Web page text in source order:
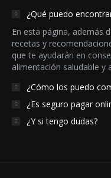
¿Qué puedo
En esta página, además
recetas y
que te ayudarán en
alimentación saludable y
¿Cómo los puedo
¿Es seguro pagar
¿Y si tengo dudas?